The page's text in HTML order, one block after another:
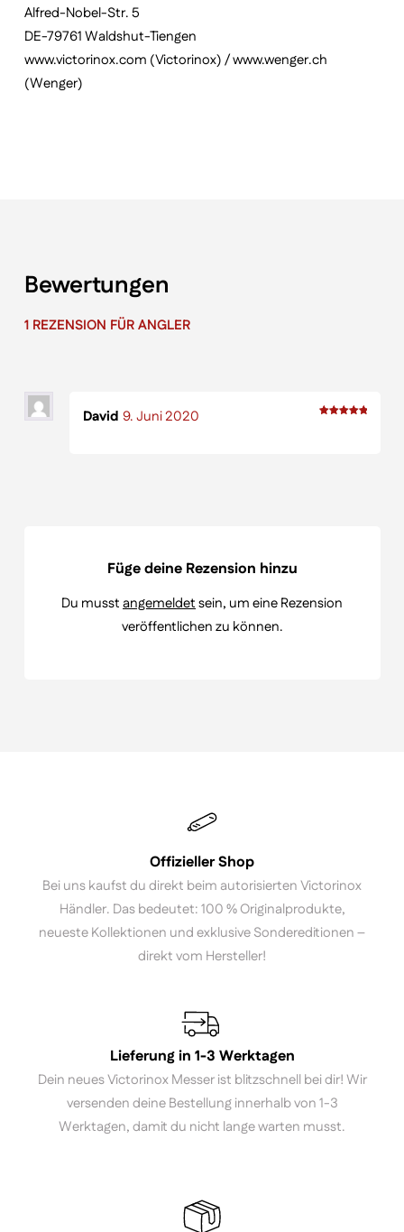
Alfred-Nobel-Str. 5
DE-79761 Waldshut-Tiengen
www.victorinox.com (Victorinox) / www.wenger.ch
(Wenger)
Bewertungen
1 REZENSION FÜRANGLER
David 9. Juni 2020
Füge deine Rezension hinzu
Du musstangemeldetsein, um eine Rezension
veröffentlichen zu können.
Offizieller Shop
Bei uns kaufst du direkt beim autorisierten Victorinox
Händler. Das bedeutet: 100 % Originalprodukte,
neueste Kollektionen und exklusive Sondereditionen –
direkt vom Hersteller!
Lieferung in 1-3 Werktagen
Dein neues Victorinox Messer ist blitzschnell bei dir! Wir
versenden deine Bestellung innerhalb von 1-3
Werktagen, damit du nicht lange warten musst.